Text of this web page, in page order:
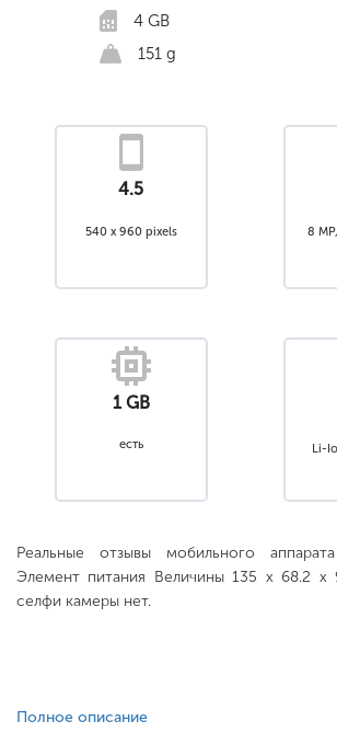
4 GB
151 g
4.5
540 x 960 pixels
8
1 GB
есть Li-
Реальные отзывы мобильного
Элемент питания Величины 135 x 68.2 x
селфи камеры нет.
Полное описание